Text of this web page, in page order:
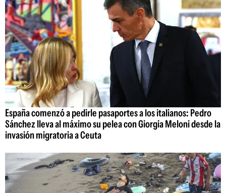
España comenzó a pedirle pasaportes a los italianos: Pedro
Sánchez lleva al máximo su pelea con Giorgia Meloni desde la
invasión migratoria a Ceuta